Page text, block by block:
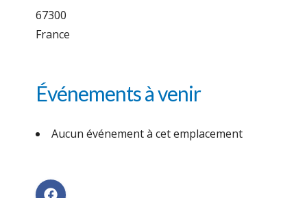
67300
France
Événements à venir
Aucun événement à cet emplacement